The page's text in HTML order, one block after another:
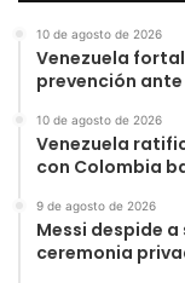
10 de agosto de 2026
Venezuela
prevención
10 de agosto de 2026
Venezuela
con Colombia
9 de agosto de 2026
Messi despide
ceremonia